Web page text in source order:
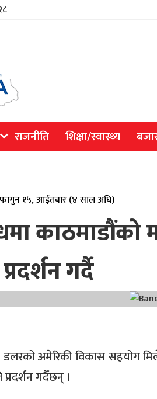
राजनीति शिक्षा/स्वास्थ्य
फागुन १५, आईतबार (४ साल अघि)
काठमाडौंको
गर्दै
अमेरिकी विकास सहयोग
गर्दैछन् ।